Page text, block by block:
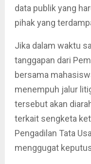
data publik yang
pihak yang
Jika dalam waktu
tanggapan dari
bersama
menempuh jalur
tersebut akan
terkait sengketa
Pengadilan Tata
menggugat